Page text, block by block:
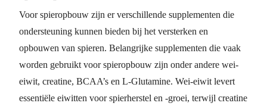
Voor spieropbouw zijn er verschillende supplementen die
ondersteuning kunnen bieden bij het versterken en
opbouwen van spieren. Belangrijke supplementen die vaak
worden gebruikt voor spieropbouw zijn onder andere wei-
eiwit, creatine, BCAA’s en L-Glutamine. Wei-eiwit levert
essentiële eiwitten voor spierherstel en -groei, terwijl creatine